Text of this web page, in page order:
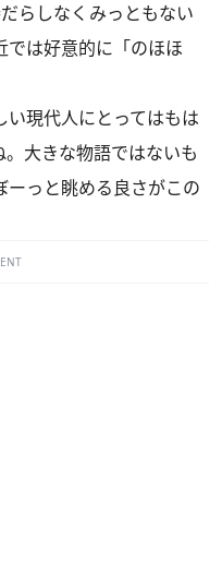
らしなくみっともない
では好意的に「のほほ
現代人にとってはもは
大きな物語ではないも
ーっと眺める良さがこの